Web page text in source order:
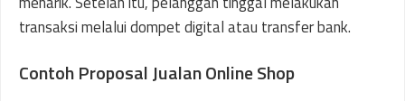
transaksi melalui dompet digital atau transfer bank.
Contoh Proposal Jualan Online Shop